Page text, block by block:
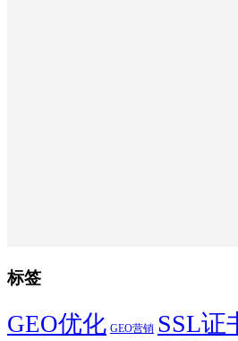
标签
GEO优化 GEO营销 SSL证